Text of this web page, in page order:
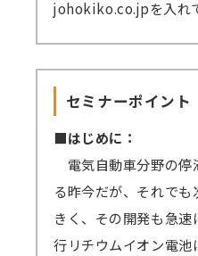
johokiko.co.jpを入れ
セミナーポイント
■はじめに：
電気自動車分野の停
る昨今だが、それで
きく、その開発も急
行リチウムイオン電池